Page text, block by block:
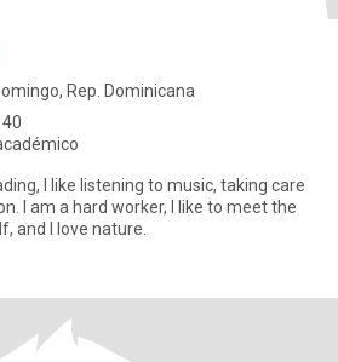
Rep. Dominicana
I like listening to music, taking care
I am a hard worker, I like to meet the
and I love nature.